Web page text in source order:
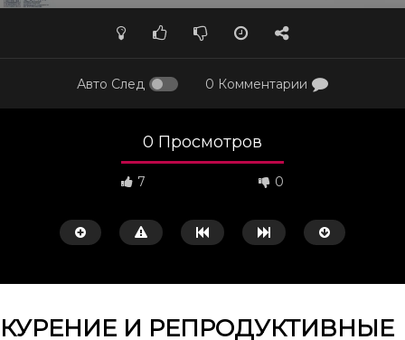
Авто След 0 Комментарии
0 Просмотров
7 0
КУРЕНИЕ И РЕПРОДУКТИВНЫЕ